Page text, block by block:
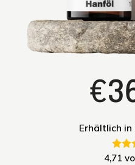
Erhältlich
4,71